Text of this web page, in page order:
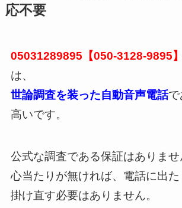
応不要
05031289895【050-3128-9895】
は、
世論調査を装った自動音声電話で
高いです。
公式な調査である保証はありませ
心当たりが無ければ、電話に出た
掛け直す必要はありません。